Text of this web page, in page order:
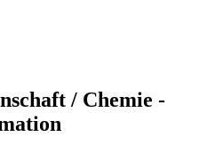
/ Chemie -